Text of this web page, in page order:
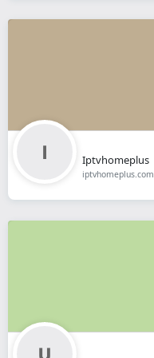
Iptvhomeplus
iptvhomeplus.com